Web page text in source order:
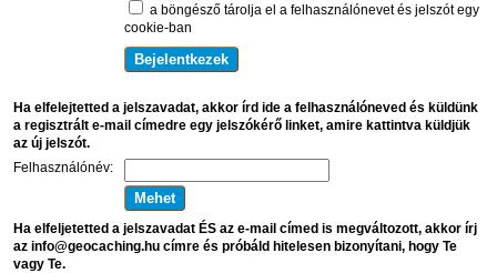
a böngésző tárolja el a felhasználónevet és jelszót egy
cookie-ban
Ha elfelejtetted a jelszavadat, akkor írd ide a felhasználóneved és küldünk
a regisztrált e-mail címedre egy jelszókérő linket, amire kattintva küldjük
az új jelszót.
Felhasználónév:
Ha elfeljetetted a jelszavadat ÉS az e-mail címed is megváltozott, akkor írj
az info@geocaching.hu címre és próbáld hitelesen bizonyítani, hogy Te
vagy Te.